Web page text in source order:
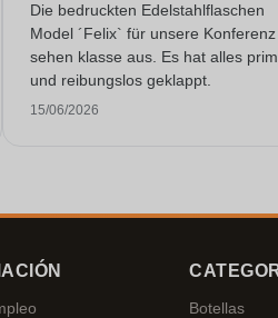
Die bedruckten Edelstahlflaschen
Model ´Felix` für unsere Konferenz
sehen klasse aus. Es hat alles
und reibungslos geklappt.
15/06/2026
Botellas